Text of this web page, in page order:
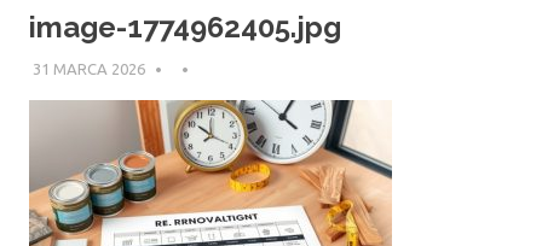
image-1774962405.jpg
31 MARCA 2026